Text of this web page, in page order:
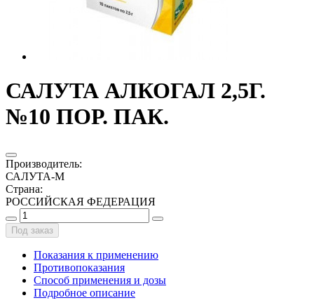
САЛУТА АЛКОГАЛ 2,5Г.
№10 ПОР. ПАК.
Производитель:
САЛУТА-М
Страна:
РОССИЙСКАЯ ФЕДЕРАЦИЯ
Под заказ
Показания к применению
Противопоказания
Способ применения и дозы
Подробное описание